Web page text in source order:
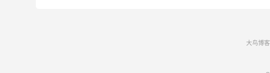
大鸟博